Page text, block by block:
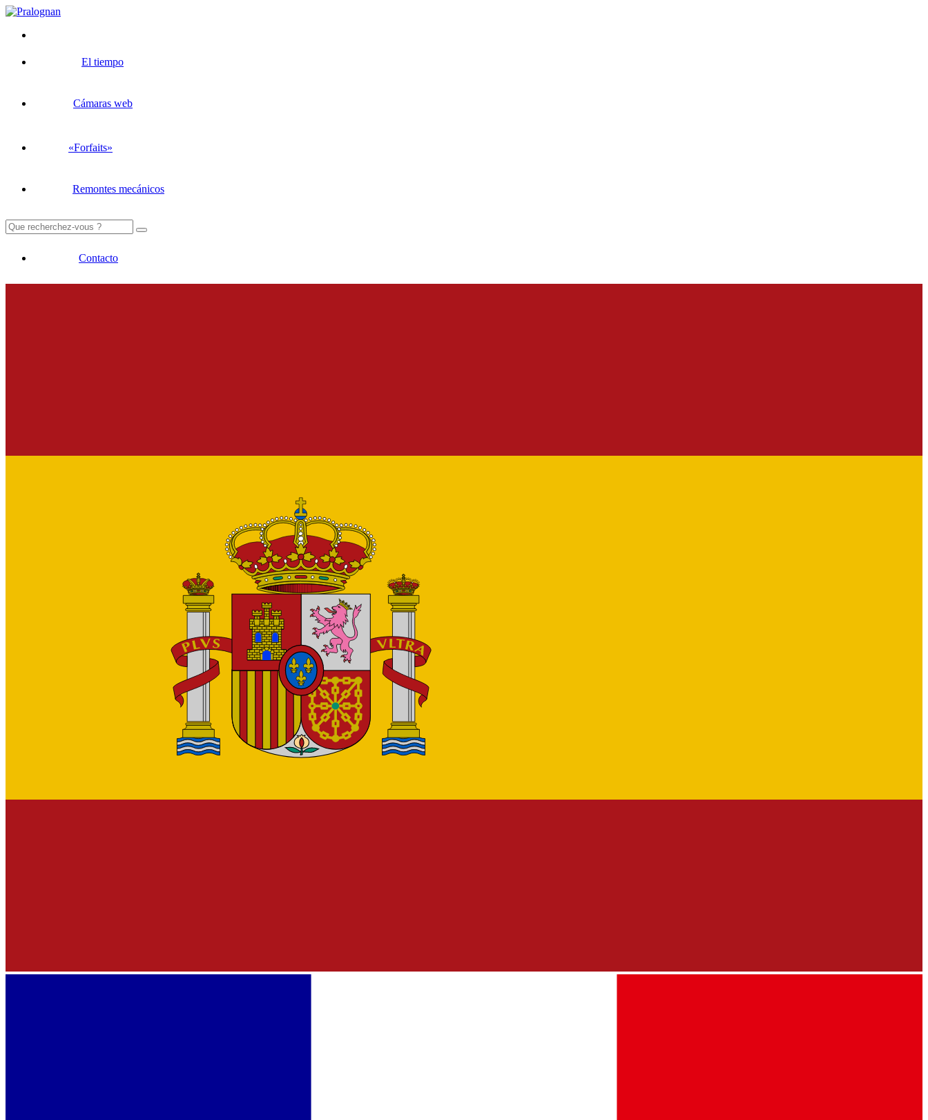
El tiempo
Cámaras web
«Forfaits»
Remontes mecánicos
Buscar:
Contacto